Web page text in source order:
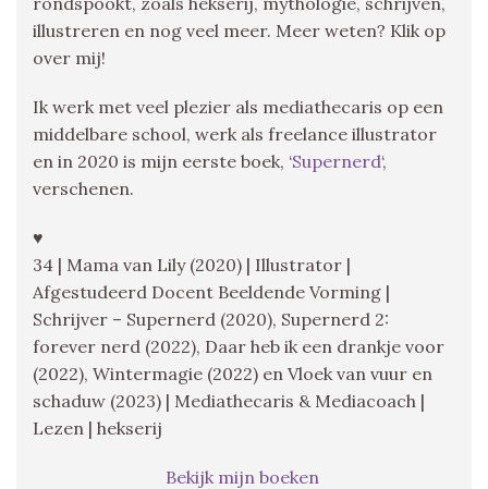
illustreren en nog veel meer. Meer weten? Klik op
over mij!
Ik werk met veel plezier als mediathecaris op een
middelbare school, werk als freelance illustrator
en in 2020 is mijn eerste boek, ‘Supernerd‘,
verschenen.
♥
34 | Mama van Lily (2020) | Illustrator |
Afgestudeerd Docent Beeldende Vorming |
Schrijver – Supernerd (2020), Supernerd 2:
forever nerd (2022), Daar heb ik een drankje voor
(2022), Wintermagie (2022) en Vloek van vuur en
schaduw (2023) | Mediathecaris & Mediacoach |
Lezen | hekserij
Bekijk mijn boeken